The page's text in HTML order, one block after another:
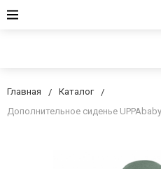
Главная
Каталог
Дополнительное сиденье